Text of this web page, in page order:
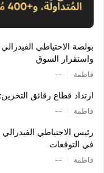
بولصة الاحتياطي
واستقرار السوق
فاطمة --
ارتداد قطاع رقائق
فاطمة --
رئيس الاحتياطي
في التوقعات
فاطمة --